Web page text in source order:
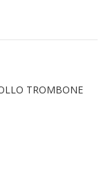
TROMBONE